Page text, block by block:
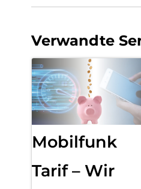
Verwandte
Mobilfunk
Tarif – Wir